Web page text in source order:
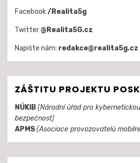
Facebook/Realita5g
Twitter@Realita5G.cz
Napište nám: redakce@realita5g.cz
ZÁŠTITU PROJEKTU
NÚKIB (Národní úřad pro
bezpečnost)
APMS(Asociace provozovatelů